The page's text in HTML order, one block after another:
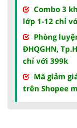
Combo 3
lớp 1-12 chỉ
Phòng
ĐHQGHN,
chỉ với 399k
Mã giảm
trên Shopee